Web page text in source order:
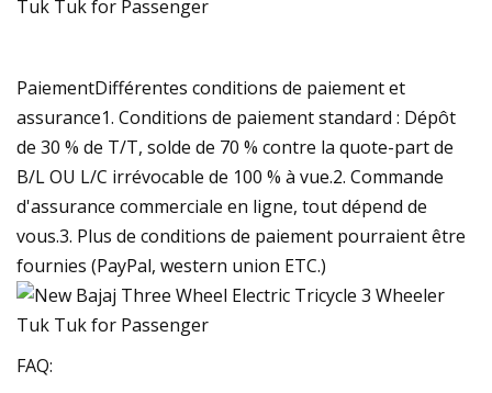
PaiementDifférentes conditions de paiement et
assurance1. Conditions de paiement standard : Dépôt
de 30 % de T/T, solde de 70 % contre la quote-part de
B/L OU L/C irrévocable de 100 % à vue.2. Commande
d'assurance commerciale en ligne, tout dépend de
vous.3. Plus de conditions de paiement pourraient être
fournies (PayPal, western union ETC.)
FAQ: